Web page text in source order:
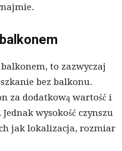
to zazwyczaj
bez balkonu.
za dodatkową wartość i
wysokość czynszu
jak lokalizacja, rozmiar